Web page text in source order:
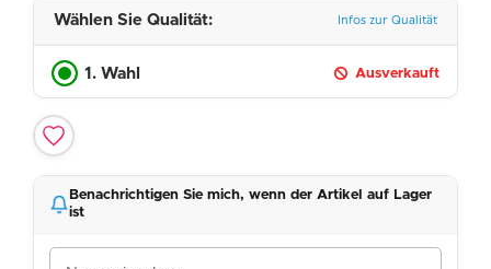
Wählen Sie Qualität: Infos zur Qualität
1. Wahl Ausverkauft
Benachrichtigen Sie mich, wenn der Artikel auf Lager
ist